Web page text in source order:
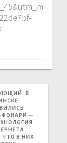
СЛЕДУЮЩАЯ
В
ФОНАРИ —
ЧТО В НИХ